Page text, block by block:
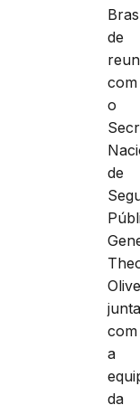
de
com
o
de
com
a
da